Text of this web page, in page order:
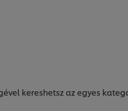
kereshetsz az egyes